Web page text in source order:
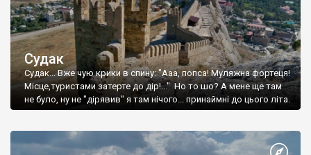
Судак
Судак... Вже чую крики в спину: "Ааа, попса! Муляжна фортеця!
Місце,туристами затерте до дір!..." Но то шо? А мене ще там
не було, ну не "дірявив" я там нічого... принаймні до цього літа.